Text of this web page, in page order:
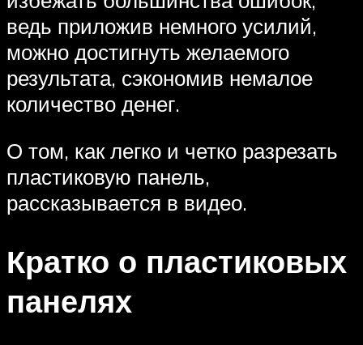
ведь приложив немного усилий,
можно достигнуть желаемого
результата, сэкономив немалое
количество денег.
О том, как легко и четко разрезать
пластиковую панель,
рассказывается в видео.
Кратко о пластиковых
панелях